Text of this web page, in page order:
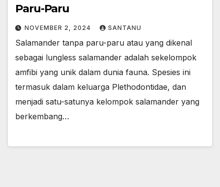
Paru-Paru
NOVEMBER 2, 2024 SANTANU
Salamander tanpa paru-paru atau yang dikenal
sebagai lungless salamander adalah sekelompok
amfibi yang unik dalam dunia fauna. Spesies ini
termasuk dalam keluarga Plethodontidae, dan
menjadi satu-satunya kelompok salamander yang
berkembang…